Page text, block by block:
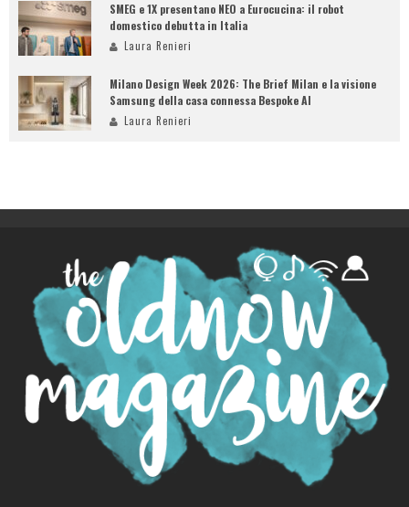
SMEG e 1X presentano NEO a Eurocucina: il robot
domestico debutta in Italia
Laura Renieri
Milano Design Week 2026: The Brief Milan e la visione
Samsung della casa connessa Bespoke AI
Laura Renieri